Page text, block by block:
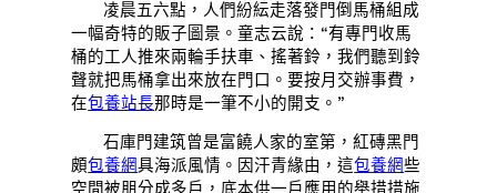
凌晨五六點，人們紛紜走落發門倒馬桶組成
一幅奇特的販子圖景。童志云說：“有專門收馬
桶的工人推來兩輪手扶車、搖著鈴，我們聽到鈴
聲就把馬桶拿出來放在門口。要按月交辦事費，
在包養站長那時是一筆不小的開支。”
石庫門建筑曾是富饒人家的室第，紅磚黑門
頗包養網具海派風情。因汗青緣由，這包養網些
空間被朋分成多戶，底本供一戶應用的舉措措施